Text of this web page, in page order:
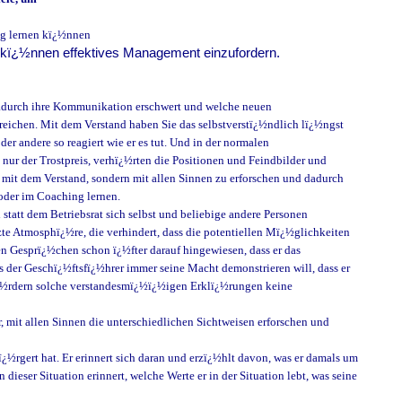
lernen kï¿½nnen
effektives Management einzufordern.
ihre Kommunikation erschwert und welche neuen
Mit dem Verstand haben Sie das selbstverstï¿½ndlich lï¿½ngst
andere so reagiert wie er es tut. Und in der normalen
der Trostpreis, verhï¿½rten die Positionen und Feindbilder und
dem Verstand, sondern mit allen Sinnen zu erforschen und dadurch
im Coaching lernen.
dem Betriebsrat sich selbst und beliebige andere Personen
Atmosphï¿½re, die verhindert, dass die potentiellen Mï¿½glichkeiten
schon ï¿½fter darauf hingewiesen, dass er das
Geschï¿½ftsfï¿½hrer immer seine Macht demonstrieren will, dass er
solche verstandesmï¿½ï¿½igen Erklï¿½rungen keine
allen Sinnen die unterschiedlichen Sichtweisen erforschen und
hat. Er erinnert sich daran und erzï¿½hlt davon, was er damals um
Situation erinnert, welche Werte er in der Situation lebt, was seine